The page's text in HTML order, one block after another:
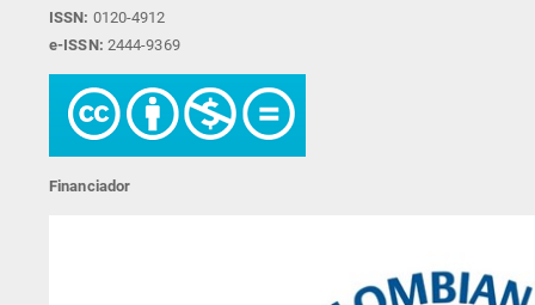
ISSN: 0120-4912
e-ISSN: 2444-9369
Financiador